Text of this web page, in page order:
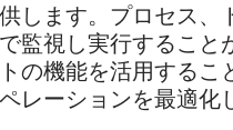
します。プロセス、
監視し実行すること
の機能を活用するこ
レーションを最適化